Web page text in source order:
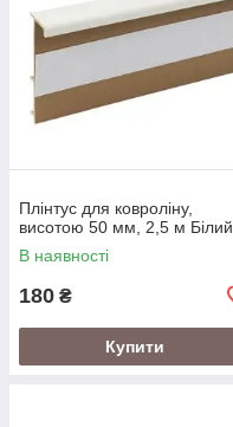
Плінтус для ковроліну,
висотою 50 мм, 2,5 м Білий
В наявності
180 ₴
Купити